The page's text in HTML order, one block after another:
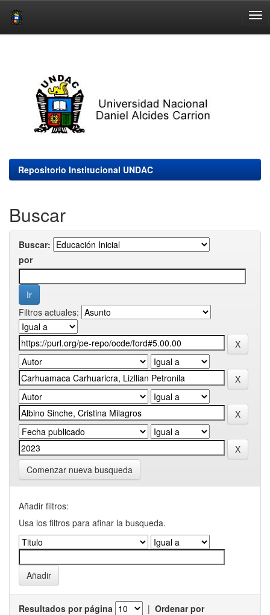
Repositorio Institucional UNDAC
Buscar
Buscar:
por
Filtros actuales:
Comenzar nueva busqueda
Añadir filtros:
Usa los filtros para afinar la busqueda.
Resultados por página | Ordenar por